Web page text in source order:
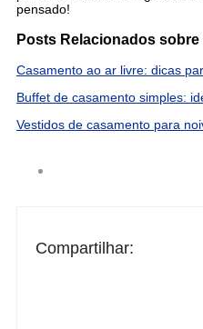
pensado!
Posts Relacionados
Casamento ao ar livre: dicas
Buffet de casamento simples:
Vestidos de casamento para
Compartilhar: